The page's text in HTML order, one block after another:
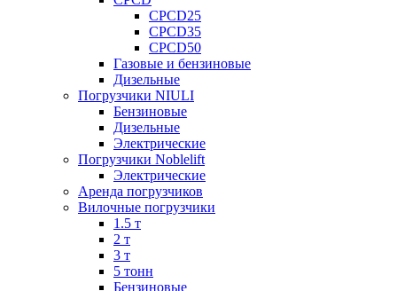
CPCD25
CPCD35
CPCD50
Газовые и бензиновые
Дизельные
Погрузчики NIULI
Бензиновые
Дизельные
Электрические
Погрузчики Noblelift
Электрические
Аренда погрузчиков
Вилочные погрузчики
1.5 т
2 т
3 т
5 тонн
Бензиновые